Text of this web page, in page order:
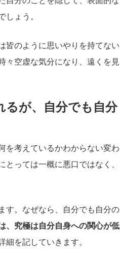
しょう。
皆のように思いやりを持てない
々空虚な気分になり、遠くを見
るが、自分でも自分
を考えているかわからない変わ
っては一概に悪口ではなく、
す。なぜなら、自分でも自分の
、究極は自分自身への関心が低
細を記していきます。